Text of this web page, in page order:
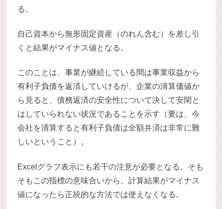
る。
自己資本から無形固定資産（のれん含む）を差し引
くと結果がマイナス値となる。
このことは、事業が継続している間は事業収益から
有利子負債を返済していけるが、企業の清算価値か
ら見ると、債務返済の安全性について決して安閑と
はしていられない状況であることを示す（要は、今
会社を清算すると有利子負債は全額弁済は非常に難
しいということ）。
Excelグラフ表示にも若干の注意が必要となる。そも
そもこの指標の意味合いから、計算結果がマイナス
値になったら正統的な方法では使えなくなる。